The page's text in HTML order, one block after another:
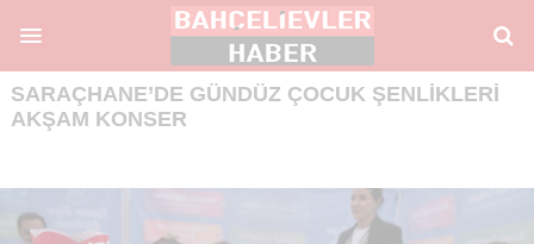
SARAÇHANE’DE GÜNDÜZ ÇOCUK ŞENLIKLERI
AKŞAM KONSER